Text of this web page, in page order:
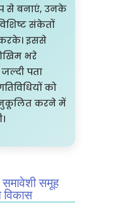
से बनाएं, उनके
संकेतों
इससे
भरे
जल्दी पता
को
करने में
समूह
विकास